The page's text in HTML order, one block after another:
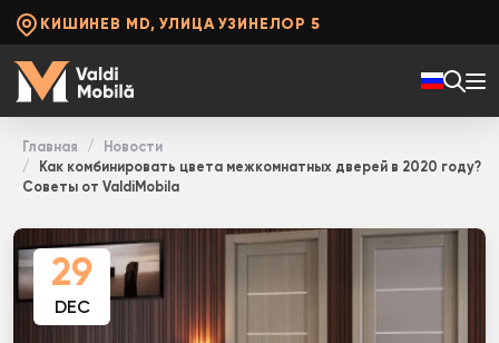
КИШИНЕВ MD, УЛИЦА УЗИНЕЛОР 5
Главная
Новости
Как комбинировать цвета межкомнатных дверей в 2020 году?
Советы от ValdiMobila
29
DEC